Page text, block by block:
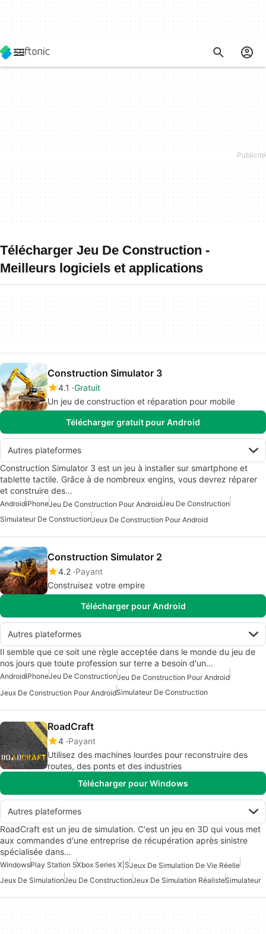
Télécharger Jeu De Construction -
Meilleurs logiciels et applications
Construction Simulator 3
4.1 Gratuit
Un jeu de construction et réparation pour mobile
Télécharger gratuit pour Android
Autres plateformes
Construction Simulator 3 est un jeu à installer sur smartphone et
tablette tactile. Grâce à de nombreux engins, vous devrez réparer
et construire des…
AndroidiPhoneJeu De Construction Pour AndroidJeu De Construction
Simulateur De ConstructionJeux De Construction Pour Android
Construction Simulator 2
4.2 Payant
Construisez votre empire
Télécharger pour Android
Autres plateformes
Il semble que ce soit une règle acceptée dans le monde du jeu de
nos jours que toute profession sur terre a besoin d'un…
AndroidiPhoneJeu De ConstructionJeu De Construction Pour Android
Jeux De Construction Pour AndroidSimulateur De Construction
RoadCraft
4 Payant
Utilisez des machines lourdes pour reconstruire des
routes, des ponts et des industries
Télécharger pour Windows
Autres plateformes
RoadCraft est un jeu de simulation. C'est un jeu en 3D qui vous met
aux commandes d'une entreprise de récupération après sinistre
spécialisée dans…
WindowsPlay Station 5Xbox Series X|SJeux De Simulation De Vie Réelle
Jeux De SimulationJeu De ConstructionJeux De Simulation RéalisteSimulateur